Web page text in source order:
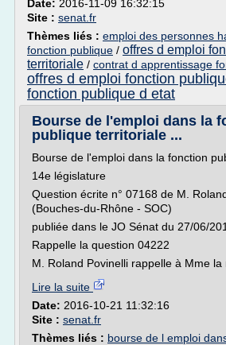
Date: 2016-11-09 16:32:15
Site : senat.fr
Thèmes liés : emploi des personnes
fonction publique / offres d emploi
territoriale / contrat d apprentissage
offres d emploi fonction
fonction publique d etat
Bourse de l'emploi dans la
publique territoriale ...
Bourse de l'emploi dans la fonction
14e législature
Question écrite n° 07168 de M.
(Bouches-du-Rhône - SOC)
publiée dans le JO Sénat du 27/06/
Rappelle la question 04222
M. Roland Povinelli rappelle à Mme la
Lire la suite
Date: 2016-10-21 11:32:16
Site : senat.fr
Thèmes liés : bourse de l emploi